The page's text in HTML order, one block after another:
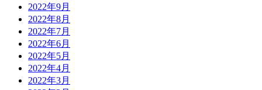
2022年9月
2022年8月
2022年7月
2022年6月
2022年5月
2022年4月
2022年3月